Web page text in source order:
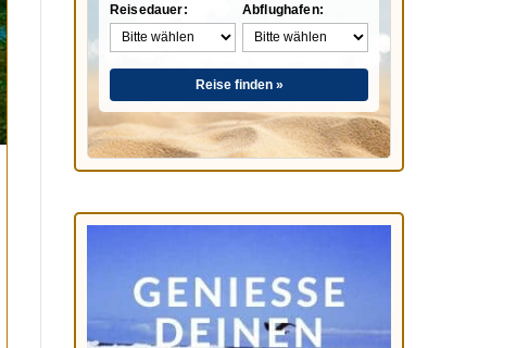
Reisedauer: Abflughafen:
Reise finden »